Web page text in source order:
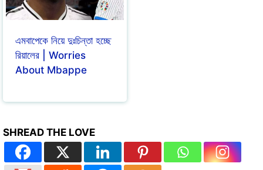
এমবাপেকে নিয়ে দুঃচিন্তা হচ্ছে
রিয়ালের | Worries
About Mbappe
SHREAD THE LOVE